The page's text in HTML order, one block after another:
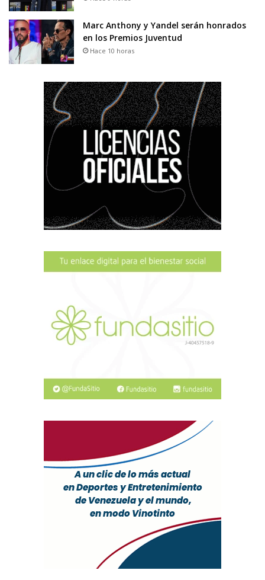
Marc Anthony y Yandel serán honrados
en los Premios Juventud
Hace 10 horas